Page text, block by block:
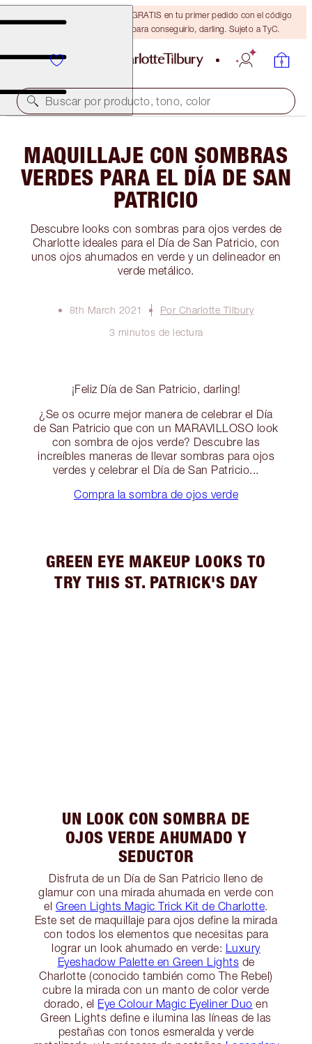
15 % de descuento + ENVÍO GRATIS en tu primer pedido con el código
DARLING15. Inicia sesión para conseguirlo, darling. Sujeto a TyC.
Buscar por producto, tono, color
MAQUILLAJE CON SOMBRAS
VERDES PARA EL DÍA DE SAN
PATRICIO
Descubre looks con sombras para ojos verdes de
Charlotte ideales para el Día de San Patricio, con
unos ojos ahumados en verde y un delineador en
verde metálico.
8th March 2021
Por Charlotte Tilbury
3 minutos de lectura
¡Feliz Día de San Patricio, darling!
¿Se os ocurre mejor manera de celebrar el Día
de San Patricio que con un MARAVILLOSO look
con sombra de ojos verde? Descubre las
increíbles maneras de llevar sombras para ojos
verdes y celebrar el Día de San Patricio...
Compra la sombra de ojos verde
GREEN EYE MAKEUP LOOKS TO
TRY THIS ST. PATRICK'S DAY
UN LOOK CON SOMBRA DE
OJOS VERDE AHUMADO Y
SEDUCTOR
Disfruta de un Día de San Patricio lleno de
glamur con una mirada ahumada en verde con
el Green Lights Magic Trick Kit de Charlotte.
Este set de maquillaje para ojos define la mirada
con todos los elementos que necesitas para
lograr un look ahumado en verde: Luxury
Eyeshadow Palette en Green Lights de
Charlotte (conocido también como The Rebel)
cubre la mirada con un manto de color verde
dorado, el Eye Colour Magic Eyeliner Duo en
Green Lights define e ilumina las líneas de las
pestañas con tonos esmeralda y verde